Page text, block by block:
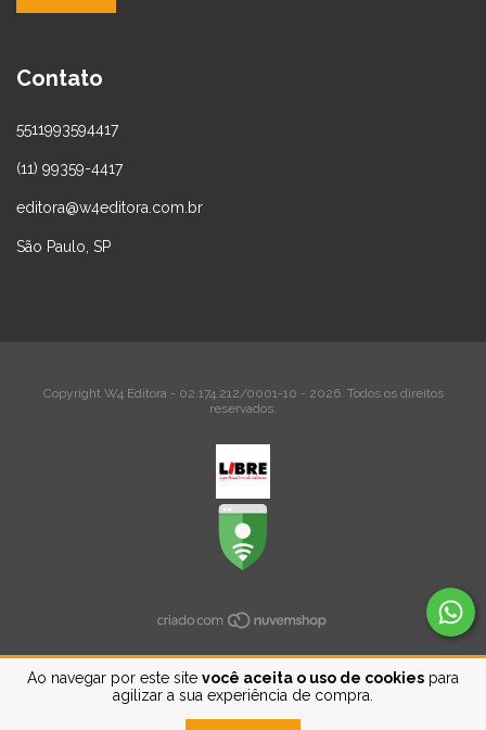
Ao navegar por este site você aceita o uso de cookies para
agilizar a sua experiência de compra.
Contato
5511993594417
(11) 99359-4417
editora@w4editora.com.br
São Paulo, SP
Copyright W4 Editora - 02.174.212/0001-10 - 2026. Todos os direitos
reservados.